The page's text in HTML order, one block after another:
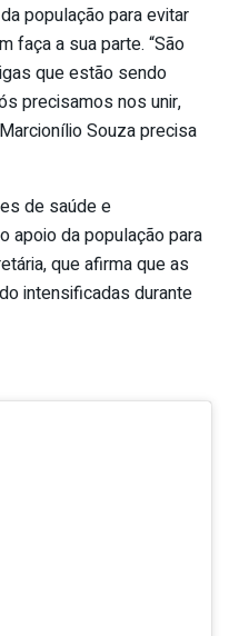
população para evitar
faça a sua parte. “São
que estão sendo
precisamos nos unir,
Souza precisa
de saúde e
apoio da população para
que afirma que as
intensificadas durante